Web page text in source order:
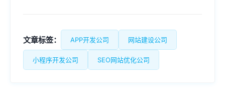
文章标签： APP开发公司 网站建设公司
小程序开发公司 SEO网站优化公司